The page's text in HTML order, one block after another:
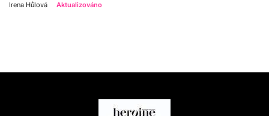
Irena Hůlová Aktualizováno